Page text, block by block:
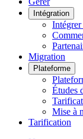
Intégration
Intégrer
Migration
Plateforme
Études
Mise à
Tarification